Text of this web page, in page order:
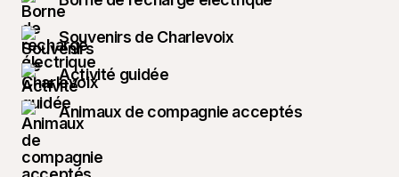
Souvenirs de Charlevoix
Activité guidée
Animaux de compagnie acceptés